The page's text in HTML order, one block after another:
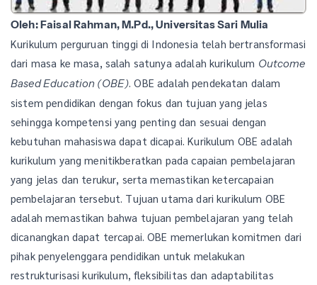
Oleh: Faisal Rahman, M.Pd., Universitas Sari Mulia
Kurikulum perguruan tinggi di Indonesia telah bertransformasi
dari masa ke masa, salah satunya adalah kurikulum Outcome
Based Education (OBE) . OBE adalah pendekatan dalam
sistem pendidikan dengan fokus dan tujuan yang jelas
sehingga kompetensi yang penting dan sesuai dengan
kebutuhan mahasiswa dapat dicapai. Kurikulum OBE adalah
kurikulum yang menitikberatkan pada capaian pembelajaran
yang jelas dan terukur, serta memastikan ketercapaian
pembelajaran tersebut. Tujuan utama dari kurikulum OBE
adalah memastikan bahwa tujuan pembelajaran yang telah
dicanangkan dapat tercapai. OBE memerlukan komitmen dari
pihak penyelenggara pendidikan untuk melakukan
restrukturisasi kurikulum, fleksibilitas dan adaptabilitas